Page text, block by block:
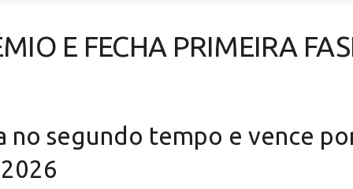
E FECHA PRIMEIRA
segundo tempo e vence